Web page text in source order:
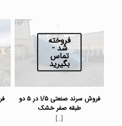
فروخته
شد -
تماس
بگیرید
فروش سرند صنعتی ۱/۵ در ۵ دو
طبقه صفر خشک
[…]